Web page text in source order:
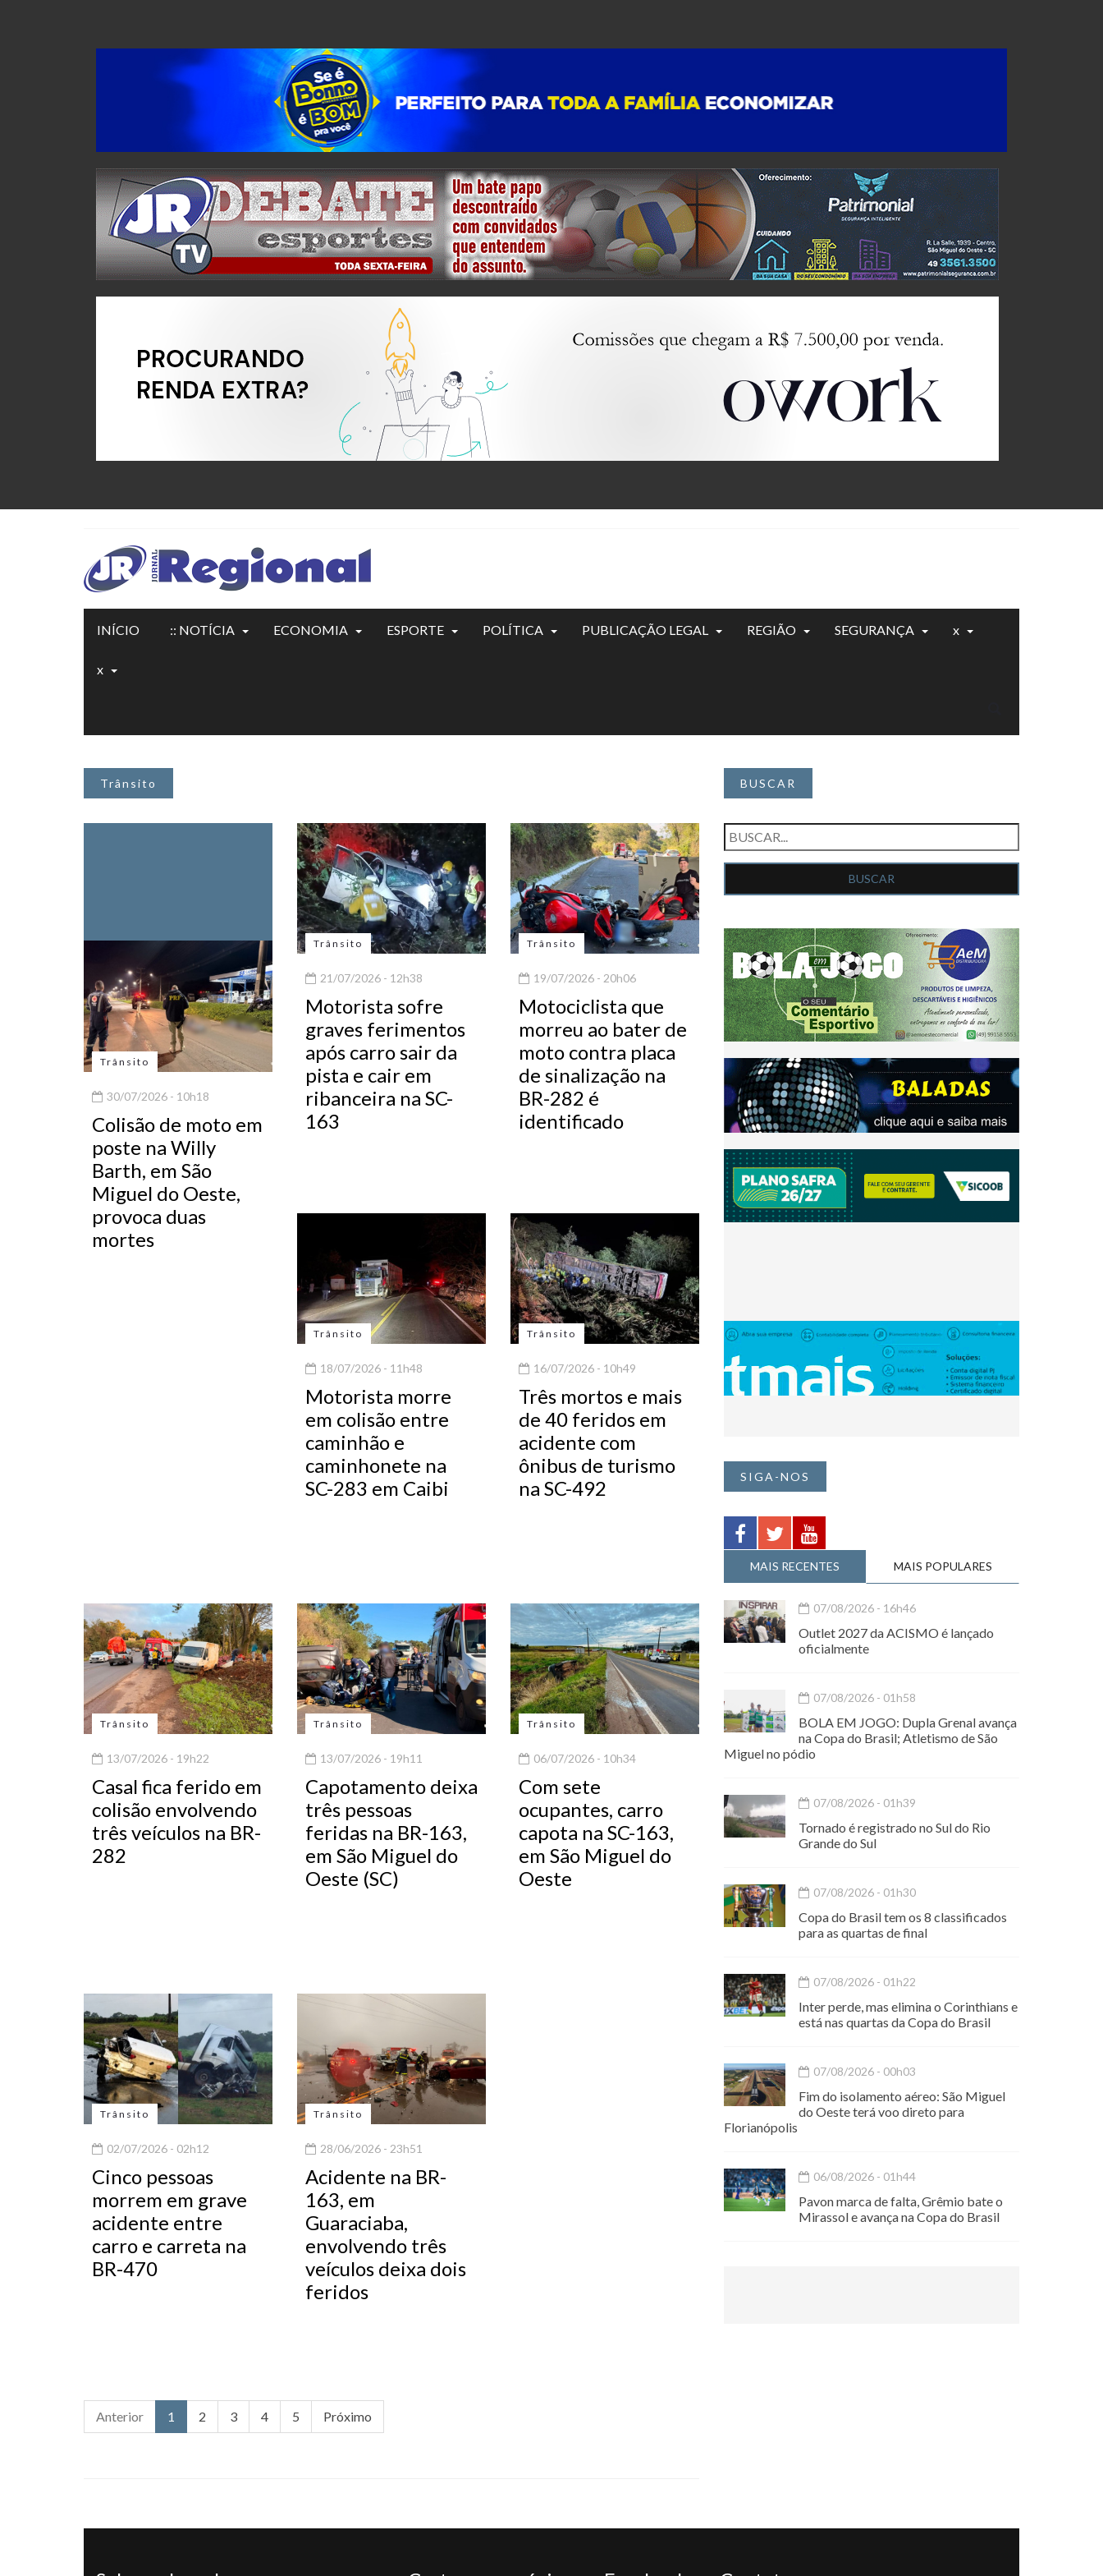
INÍCIO :: NOTÍCIA ECONOMIA ESPORTE POLÍTICA PUBLICAÇÃO LEGAL REGIÃO SEGURANÇA x
x
Trânsito
Trânsito
30/07/2026 - 10h18
Colisão de moto em
poste na Willy
Barth, em São
Miguel do Oeste,
provoca duas
mortes
Trânsito
21/07/2026 - 12h38
Motorista sofre
graves ferimentos
após carro sair da
pista e cair em
ribanceira na SC-
163
Trânsito
19/07/2026 - 20h06
Motociclista que
morreu ao bater de
moto contra placa
de sinalização na
BR-282 é
identificado
Trânsito
18/07/2026 - 11h48
Motorista morre
em colisão entre
caminhão e
caminhonete na
SC-283 em Caibi
Trânsito
16/07/2026 - 10h49
Três mortos e mais
de 40 feridos em
acidente com
ônibus de turismo
na SC-492
Trânsito
13/07/2026 - 19h22
Casal fica ferido em
colisão envolvendo
três veículos na BR-
282
Trânsito
13/07/2026 - 19h11
Capotamento deixa
três pessoas
feridas na BR-163,
em São Miguel do
Oeste (SC)
Trânsito
06/07/2026 - 10h34
Com sete
ocupantes, carro
capota na SC-163,
em São Miguel do
Oeste
Trânsito
02/07/2026 - 02h12
Cinco pessoas
morrem em grave
acidente entre
carro e carreta na
BR-470
Trânsito
28/06/2026 - 23h51
Acidente na BR-
163, em
Guaraciaba,
envolvendo três
veículos deixa dois
feridos
Anterior 1 2 3 4 5 Próximo
BUSCAR
SIGA-NOS
MAIS RECENTES MAIS POPULARES
07/08/2026 - 16h46
Outlet 2027 da ACISMO é lançado
oficialmente
07/08/2026 - 01h58
BOLA EM JOGO: Dupla Grenal avança
na Copa do Brasil; Atletismo de São
Miguel no pódio
07/08/2026 - 01h39
Tornado é registrado no Sul do Rio
Grande do Sul
07/08/2026 - 01h30
Copa do Brasil tem os 8 classificados
para as quartas de final
07/08/2026 - 01h22
Inter perde, mas elimina o Corinthians e
está nas quartas da Copa do Brasil
07/08/2026 - 00h03
Fim do isolamento aéreo: São Miguel
do Oeste terá voo direto para
Florianópolis
06/08/2026 - 01h44
Pavon marca de falta, Grêmio bate o
Mirassol e avança na Copa do Brasil